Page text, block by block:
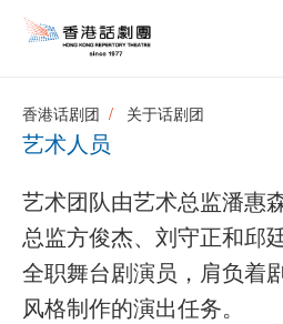
香港话剧团 关于话剧团
艺术人员
艺术团队由艺术总监潘惠
总监方俊杰、刘守正和邱
全职舞台剧演员，肩负着
风格制作的演出任务。